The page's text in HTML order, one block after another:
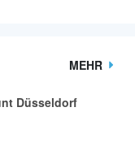
MEHR
Düsseldorf